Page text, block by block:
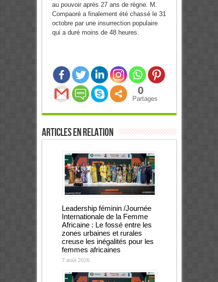
au pouvoir après 27 ans de règne. M.
Compaoré a finalement été chassé le 31
octobre par une insurrection populaire
qui a duré moins de 48 heures.
0
Partages
Articles en relation
Leadership féminin /Journée
Internationale de la Femme
Africaine : Le fossé entre les
zones urbaines et rurales
creuse les inégalités pour les
femmes africaines
7 août 2026